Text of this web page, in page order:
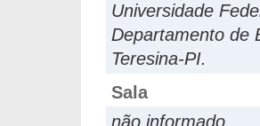
Universidade
Departamento de
Teresina-PI.
Sala
não informado